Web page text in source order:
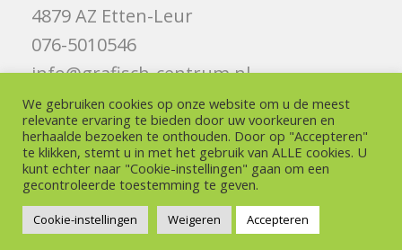
4879 AZ Etten-Leur
076-5010546
info@grafisch-centrum.nl
Volg ons
Like ons op Facebook
Volg ons op Instagram
© Copyright -www.grafisch-centrum.nl
We gebruiken cookies op onze website om u de meest
relevante ervaring te bieden door uw voorkeuren en
herhaalde bezoeken te onthouden. Door op "Accepteren"
te klikken, stemt u in met het gebruik van ALLE cookies. U
kunt echter naar "Cookie-instellingen" gaan om een ​​
gecontroleerde toestemming te geven.
Cookie-instellingen Weigeren Accepteren